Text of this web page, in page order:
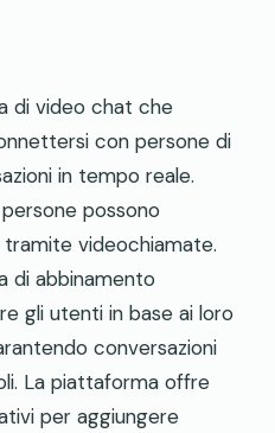
di video chat che
con persone di
in tempo reale.
possono
videochiamate.
di abbinamento
gli utenti in base ai loro
conversazioni
La piattaforma offre
per aggiungere